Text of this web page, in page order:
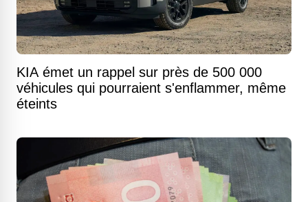
KIA émet un rappel sur près de 500 000
véhicules qui pourraient s'enflammer, même
éteints